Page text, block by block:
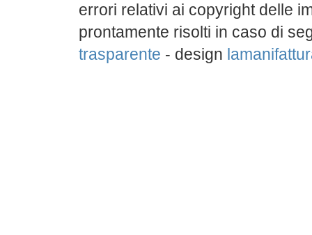
errori relativi ai copyright delle
prontamente risolti in caso di
trasparente - design